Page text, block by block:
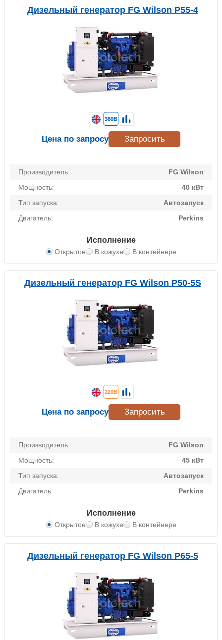
Дизельный генератор FG Wilson P55-4
Производитель:
FG Wilson
Мощность:
40 кВт
Тип запуска:
Автозапуск
Двигатель:
Perkins
Исполнение
Открытое В кожухе В контейнере
380В
Цена по запросу Запросить
Дизельный генератор FG Wilson P50-5S
Производитель:
FG Wilson
Мощность:
45 кВт
Тип запуска:
Автозапуск
Двигатель:
Perkins
Исполнение
Открытое В кожухе В контейнере
220В
Цена по запросу Запросить
Дизельный генератор FG Wilson P65-5